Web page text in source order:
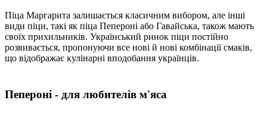
Піца Маргарита залишається класичним вибором, але інші
види піци, такі як піца Пепероні або Гавайська, також мають
своїх прихильників. Український ринок піци постійно
розвивається, пропонуючи все нові й нові комбінації смаків,
що відображає кулінарні вподобання українців.
Пепероні - для любителів м'яса